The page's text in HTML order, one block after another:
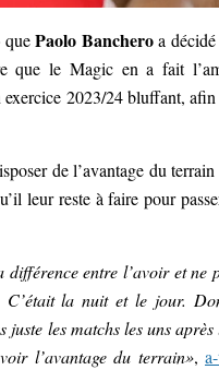
quePaolo Bancheroa décidé
que le Magic en a fait
exercice 2023/24 bluffant,
de l’avantage du
leur reste à faire pour
entre l’avoir et ne
C’était la nuit et le jour.
les matchs les uns après
l’avantage du terrain»,